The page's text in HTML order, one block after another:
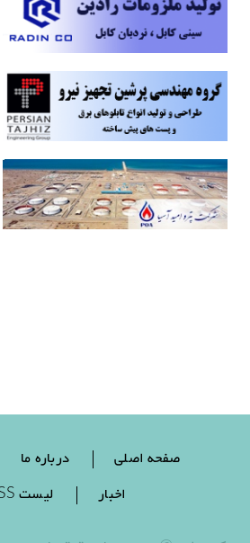
صفحه اصلی درباره ما
اخبار
لیست RSS ها